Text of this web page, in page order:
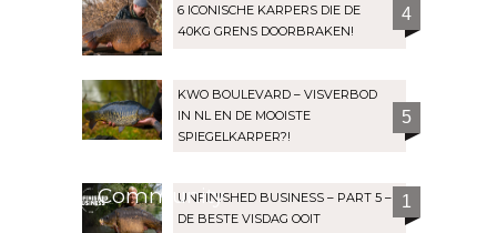
6 ICONISCHE KARPERS DIE DE
40KG GRENS DOORBRAKEN!
4
KWO BOULEVARD – VISVERBOD
IN NL EN DE MOOISTE
SPIEGELKARPER?!
5
CommunityUNFINISHED BUSINESS – PART 5 –
DE BESTE VISDAG OOIT
1